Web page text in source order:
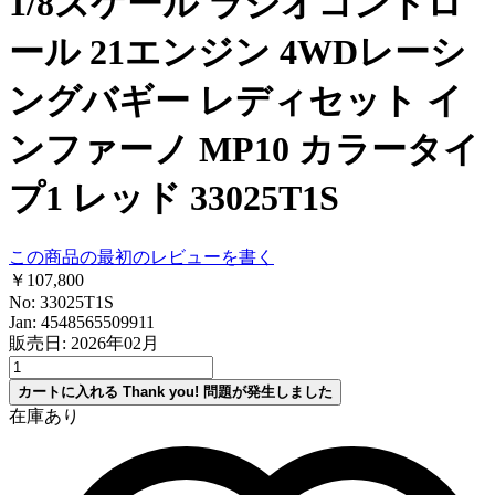
ール 21エンジン 4WDレーシ
ングバギー レディセット イ
ンファーノ MP10 カラータイ
プ1 レッド 33025T1S
この商品の最初のレビューを書く
￥107,800
No: 33025T1S
Jan: 4548565509911
販売日: 2026年02月
カートに入れる Thank you! 問題が発生しました
在庫あり